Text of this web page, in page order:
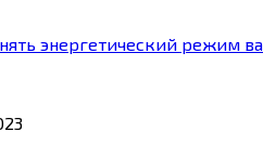
энергетический режим